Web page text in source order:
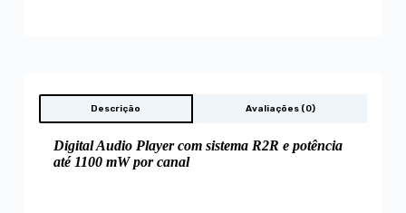
Descrição Avaliações (0)
Digital Audio Player com sistema R2R e potência
até 1100 mW por canal